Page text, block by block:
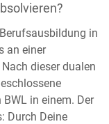
in
an einer
dieser dualen
in einem. Der
Durch Deine